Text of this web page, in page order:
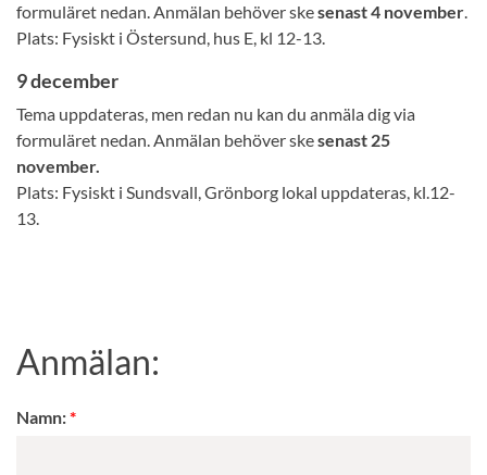
formuläret nedan. Anmälan behöver skesenast 4 november.
Plats: Fysiskt i Östersund, hus E, kl 12-13.
9 december
Tema uppdateras, men redan nu kan du anmäla dig via
formuläret nedan. Anmälan behöver skesenast 25
november.
Plats: Fysiskt i Sundsvall, Grönborg lokal uppdateras, kl.12-
13.
Anmälan:
Namn: